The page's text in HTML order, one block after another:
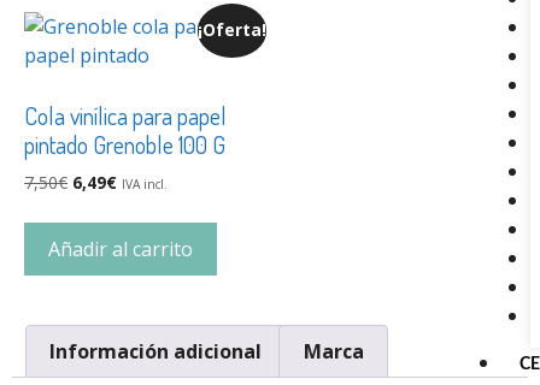
¡Oferta!
Cola vinílica para papel
pintado Grenoble 100 G
7,50€ 6,49€ IVA incl.
Añadir al carrito
Información adicional Marca